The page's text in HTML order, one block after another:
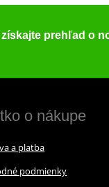
prehľad o
o nákupe
a platba
podmienky